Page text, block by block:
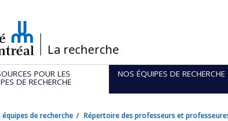
/La recherche
POUR LES
DE RECHERCHE
NOS ÉQUIPES DE RECHERCHE
équipes de recherche Répertoire des professeurs et